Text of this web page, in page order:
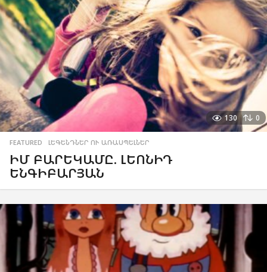
130 0
FEATURED ,ԼԵԳԵՆԴՆԵՐ ՈՒ ԱՌԱՍՊԵԼՆԵՐ
ԻՄ ԲԱՐԵԿԱՄԸ. ԼԵՈՆԻԴ
ԵՆԳԻԲԱՐՅԱՆ